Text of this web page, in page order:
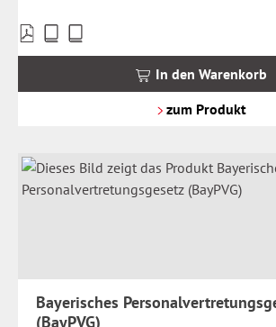
Preise
inkl.
In den Warenkorb
zum Produkt
Bayerisches
(BayPVG)